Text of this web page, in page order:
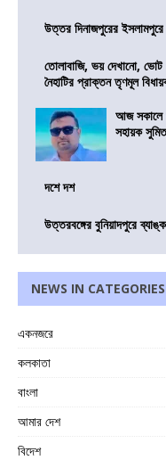
উত্তর দিনাজপুরের
তোলাবাজি, ভয় দেখানো, ভোট
নৈহাটির প্রাক্তন তৃণমূল
আজ সকালে
সহায়ক
দশে দশ
উত্তরবঙ্গের বুনিয়াদপুরে
NEWS IN CATEGORIES
একনজরে
কলকাতা
বাংলা
আমার দেশ
বিদেশ